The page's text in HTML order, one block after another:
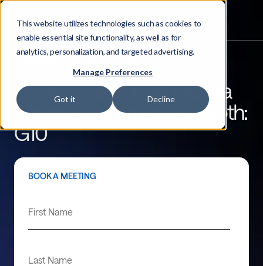
This website utilizes technologies such as cookies to
enable essential site functionality, as well as for
analytics, personalization, and targeted advertising.
Manage Preferences
Got it Decline
Conheça a Constructor na
Fórum eCommerce - Booth:
G10
BOOK A MEETING